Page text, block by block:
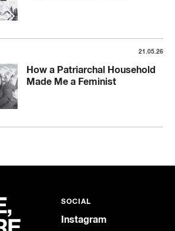
21.05.26
How a Patriarchal Household
Made Me a Feminist
SOCIAL
Instagram